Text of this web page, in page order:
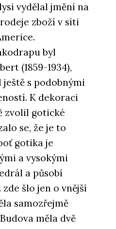
vydělal jmění na
zboží v síti
byl
(1859-1934),
s podobnými
K dekoraci
zvolil gotické
se, že je to
gotika je
a vysokými
a působí
šlo jen o vnější
samozřejmě
měla dvě